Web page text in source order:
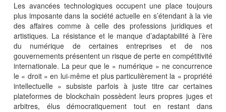
Les avancées technologiques occupent une place toujours
plus imposante dans la société actuelle en s’étendant à la vie
des affaires comme à celle des professions juridiques et
artistiques. La résistance et le manque d’adaptabilité à l’ère
du numérique de certaines entreprises et de nos
gouvernements présentent un risque de perte en compétitivité
internationale. La peur que le « numérique » ne concurrence
le « droit » en lui-même et plus particulièrement la « propriété
intellectuelle » subsiste parfois à juste titre car certaines
plateformes de blockchain possèdent leurs propres juges et
arbitres, élus démocratiquement tout en restant dans